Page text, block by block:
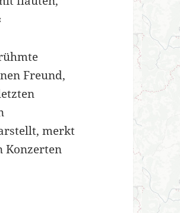
Freund,
merkt
Konzerten